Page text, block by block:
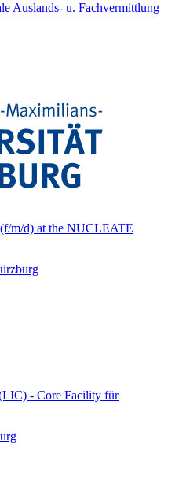
Auslands- u. Fachvermittlung
(f/m/d) at the NUCLEATE
- Core Facility für